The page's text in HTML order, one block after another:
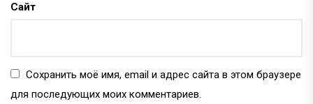
Сайт
Сохранить моё имя, email и адрес сайта в этом браузере
для последующих моих комментариев.